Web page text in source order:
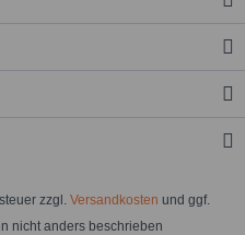
zzgl. Versandkosten und ggf.
nicht anders beschrieben